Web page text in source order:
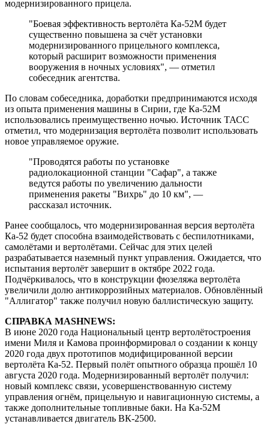
модернизированного прицела.
"Боевая эффективность вертолёта Ка-52М будет
существенно повышена за счёт установки
модернизированного прицельного комплекса,
который расширит возможности применения
вооружения в ночных условиях", — отметил
собеседник агентства.
По словам собеседника, доработки предпринимаются исходя
из опыта применения машины в Сирии, где Ка-52М
использовались преимущественно ночью. Источник ТАСС
отметил, что модернизация вертолёта позволит использовать
новое управляемое оружие.
"Проводятся работы по установке
радиолокационной станции "Сафар", а также
ведутся работы по увеличению дальности
применения ракеты "Вихрь" до 10 км", —
рассказал источник.
Ранее сообщалось, что модернизированная версия вертолёта
Ка-52 будет способна взаимодействовать с беспилотниками,
самолётами и вертолётами. Сейчас для этих целей
разрабатывается наземный пункт управления. Ожидается, что
испытания вертолёт завершит в октябре 2022 года.
Подчёркивалось, что в конструкции фюзеляжа вертолёта
увеличили долю антикоррозийных материалов. Обновлённый
"Аллигатор" также получил новую баллистическую защиту.
СПРАВКА MASHNEWS:
В июне 2020 года Национальный центр вертолётостроения
имени Миля и Камова проинформировал о создании к концу
2020 года двух прототипов модифицированной версии
вертолёта Ка-52. Первый полёт опытного образца прошёл 10
августа 2020 года. Модернизированный вертолёт получил:
новый комплекс связи, усовершенствованную систему
управления огнём, прицельную и навигационную системы, а
также дополнительные топливные баки. На Ка-52М
устанавливается двигатель ВК-2500.